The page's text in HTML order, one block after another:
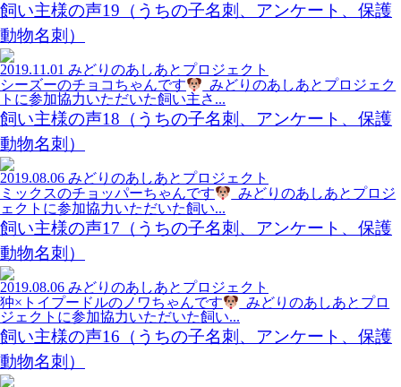
飼い主様の声19（うちの子名刺、アンケート、保護
動物名刺）
2019.11.01 みどりのあしあとプロジェクト
シーズーのチョコちゃんです
みどりのあしあとプロジェク
トに参加協力いただいた飼い主さ...
飼い主様の声18（うちの子名刺、アンケート、保護
動物名刺）
2019.08.06 みどりのあしあとプロジェクト
ミックスのチョッパーちゃんです
みどりのあしあとプロジ
ェクトに参加協力いただいた飼い...
飼い主様の声17（うちの子名刺、アンケート、保護
動物名刺）
2019.08.06 みどりのあしあとプロジェクト
狆×トイプードルのノワちゃんです
みどりのあしあとプロ
ジェクトに参加協力いただいた飼い...
飼い主様の声16（うちの子名刺、アンケート、保護
動物名刺）